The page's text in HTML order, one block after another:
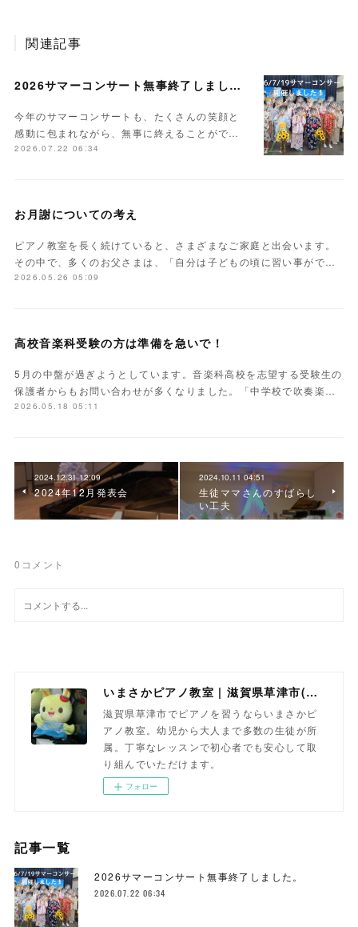
関連記事
2026サマーコンサート無事終了しました。
今年のサマーコンサートも、たくさんの笑顔と
感動に包まれながら、無事に終えることがで…
2026.07.22 06:34
お月謝についての考え
ピアノ教室を長く続けていると、さまざまなご家庭と出会います。
その中で、多くのお父さまは、「自分は子どもの頃に習い事がで…
2026.05.26 05:09
高校音楽科受験の方は準備を急いで！
5月の中盤が過ぎようとしています。音楽科高校を志望する受験生の
保護者からもお問い合わせが多くなりました。「中学校で吹奏楽…
2026.05.18 05:11
2024.12.31 12:09
2024年12月発表会
2024.10.11 04:51
生徒ママさんのすばらし
い工夫
0 コメント
いまさかピアノ教室 | 滋賀県草津市(南草津)のピアノ教室
滋賀県草津市でピアノを習うならいまさかピ
アノ教室。幼児から大人まで多数の生徒が所
属。丁寧なレッスンで初心者でも安心して取
り組んでいただけます。
フォロー
記事一覧
2026サマーコンサート無事終了しました。
2026.07.22 06:34